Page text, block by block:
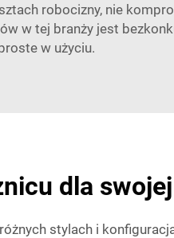
robocizny, nie
w tej branży jest
w użyciu.
dla swojej
stylach i